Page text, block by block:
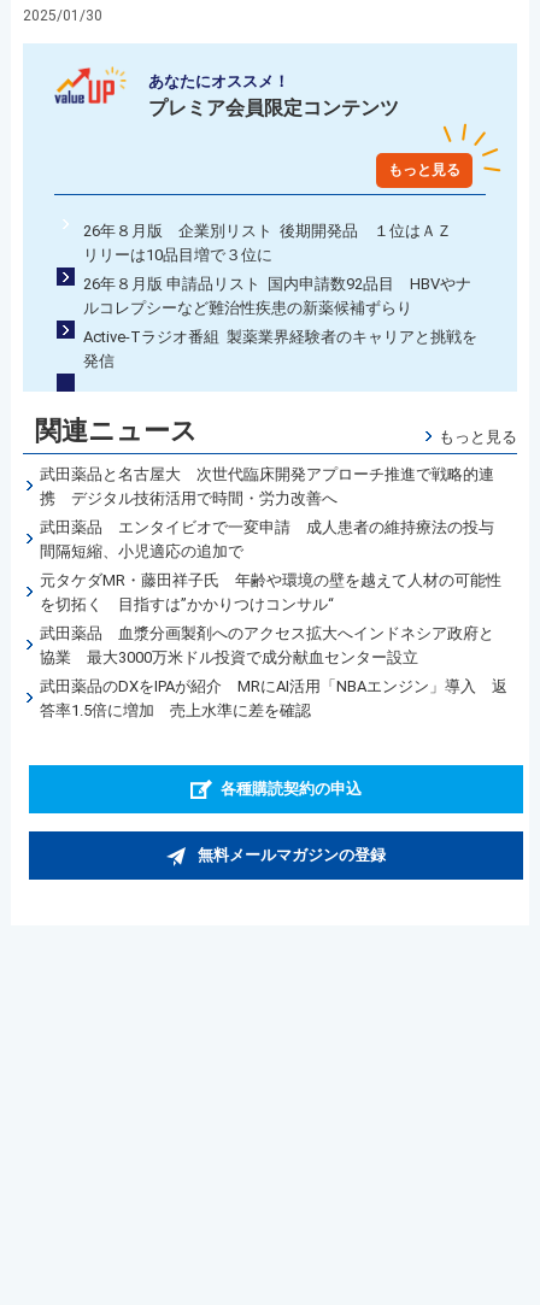
2025/01/30
あなたにオススメ！
プレミア会員限定コンテンツ
もっと見る
26年８月版 企業別リスト 後期開発品 １位はＡＺ
リリーは10品目増で３位に
26年８月版 申請品リスト 国内申請数92品目 HBVやナ
ルコレプシーなど難治性疾患の新薬候補ずらり
Active-Tラジオ番組 製薬業界経験者のキャリアと挑戦を
発信
関連ニュース もっと見る
武田薬品と名古屋大 次世代臨床開発アプローチ推進で戦略的連
携 デジタル技術活用で時間・労力改善へ
武田薬品 エンタイビオで一変申請 成人患者の維持療法の投与
間隔短縮、小児適応の追加で
元タケダMR・藤田祥子氏 年齢や環境の壁を越えて人材の可能性
を切拓く 目指すは”かかりつけコンサル“
武田薬品 血漿分画製剤へのアクセス拡大へインドネシア政府と
協業 最大3000万米ドル投資で成分献血センター設立
武田薬品のDXをIPAが紹介 MRにAI活用「NBAエンジン」導入 返
答率1.5倍に増加 売上水準に差を確認
各種購読契約の申込
無料メールマガジンの登録